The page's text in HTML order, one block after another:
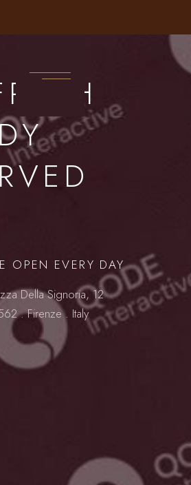
OPEN EVERY DAY
Della Signoria, 12
. Firenze . Italy